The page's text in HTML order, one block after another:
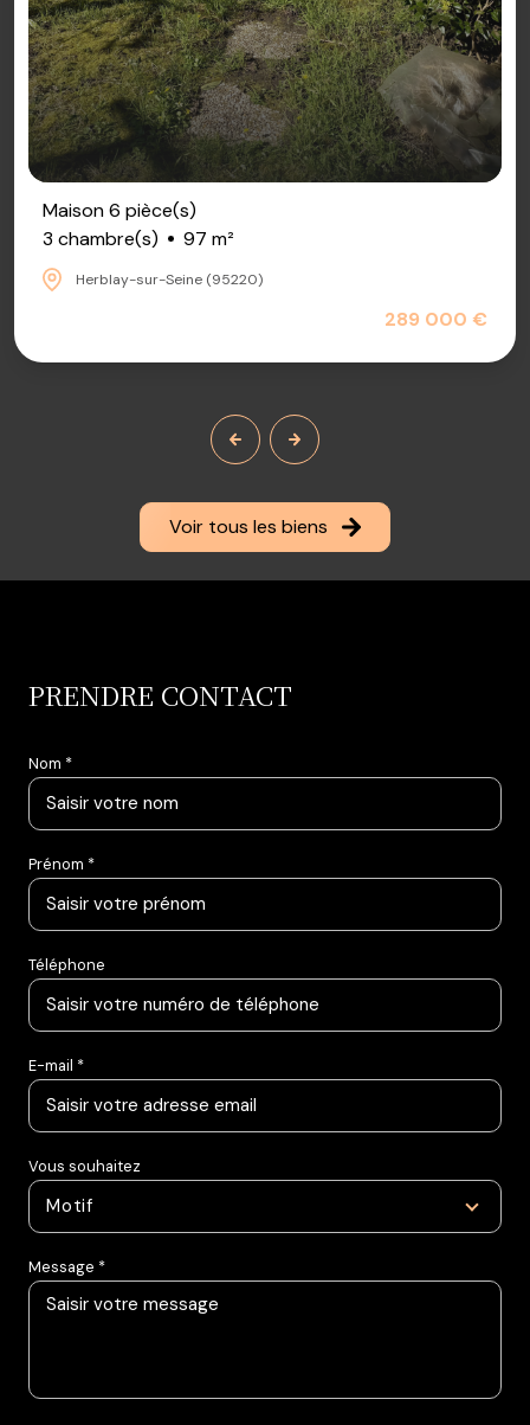
Maison 6 pièce(s)
3 chambre(s)
97 m²
Herblay-sur-Seine (95220)
289 000 €
Voir tous les biens
PRENDRE CONTACT
Nom *
Prénom *
Téléphone
E-mail *
Vous souhaitez
Motif
Message *